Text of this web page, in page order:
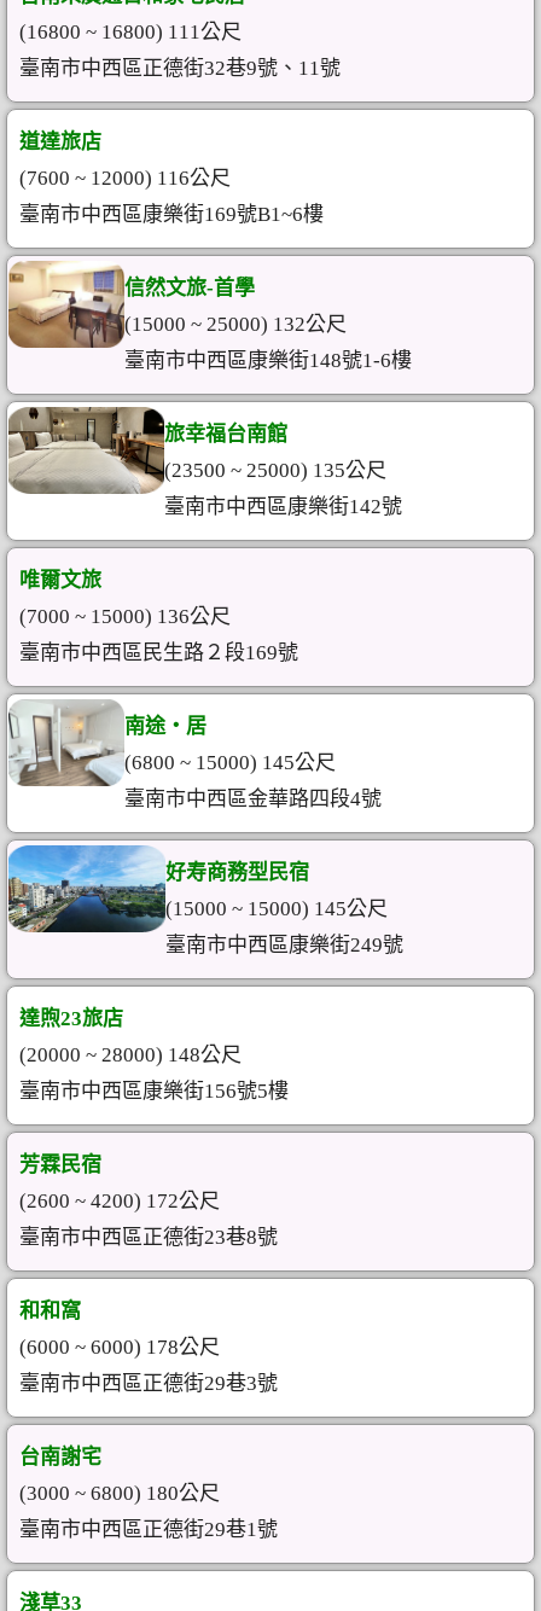
(16800 ~ 16800) 111公尺
臺南市中西區正德街32巷9號、11號
道達旅店
(7600 ~ 12000) 116公尺
臺南市中西區康樂街169號B1~6樓
信然文旅-首學
(15000 ~ 25000) 132公尺
臺南市中西區康樂街148號1-6樓
旅幸福台南館
(23500 ~ 25000) 135公尺
臺南市中西區康樂街142號
唯爾文旅
(7000 ~ 15000) 136公尺
臺南市中西區民生路２段169號
南途‧居
(6800 ~ 15000) 145公尺
臺南市中西區金華路四段4號
好寿商務型民宿
(15000 ~ 15000) 145公尺
臺南市中西區康樂街249號
達煦23旅店
(20000 ~ 28000) 148公尺
臺南市中西區康樂街156號5樓
芳霖民宿
(2600 ~ 4200) 172公尺
臺南市中西區正德街23巷8號
和和窩
(6000 ~ 6000) 178公尺
臺南市中西區正德街29巷3號
台南謝宅
(3000 ~ 6800) 180公尺
臺南市中西區正德街29巷1號
淺草33